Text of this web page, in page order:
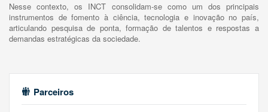
Nesse contexto, os INCT consolidam-se como um dos principais
instrumentos de fomento à ciência, tecnologia e inovação no país,
articulando pesquisa de ponta, formação de talentos e respostas a
demandas estratégicas da sociedade.
Parceiros